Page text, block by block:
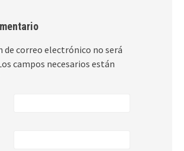
de correo electrónico no será
campos necesarios están